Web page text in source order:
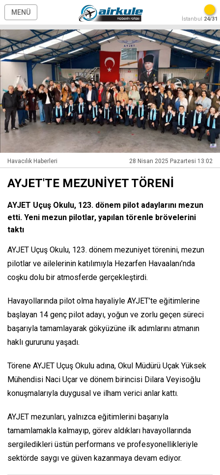
MENÜ
İstanbul 24/31
Havacılık Haberleri 28 Nisan 2025 Pazartesi 13:02
AYJET'TE MEZUNİYET TÖRENİ
AYJET Uçuş Okulu, 123. dönem pilot adaylarını mezun
etti. Yeni mezun pilotlar, yapılan törenle brövelerini
taktı
AYJET Uçuş Okulu, 123. dönem mezuniyet törenini, mezun
pilotlar ve ailelerinin katılımıyla Hezarfen Havaalanı’nda
coşku dolu bir atmosferde gerçekleştirdi.
Havayollarında pilot olma hayaliyle AYJET’te eğitimlerine
başlayan 14 genç pilot adayı, yoğun ve zorlu geçen süreci
başarıyla tamamlayarak gökyüzüne ilk adımlarını atmanın
haklı gururunu yaşadı.
Törene AYJET Uçuş Okulu adına, Okul Müdürü Uçak Yüksek
Mühendisi Naci Uçar ve dönem birincisi Dilara Veyisoğlu
konuşmalarıyla duygusal ve ilham verici anlar kattı.
AYJET mezunları, yalnızca eğitimlerini başarıyla
tamamlamakla kalmayıp, görev aldıkları havayollarında
sergiledikleri üstün performans ve profesyonellikleriyle
sektörde saygı ve güven kazanmaya devam ediyor.